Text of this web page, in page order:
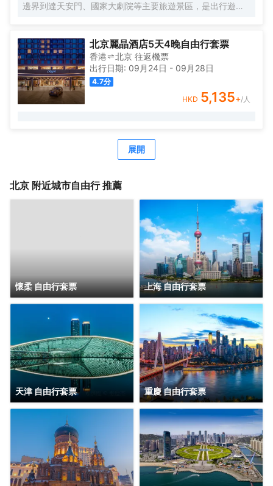
邊界到達天安門、國家大劇院等主要旅遊景區，是出行遊玩
酒店在中糧品牌家族的盛譽之下孕育而出，與西單大悅城同
屬一個城市綜合體，周邊生活配套齊全，吃喝玩購一站式解
決，出行快捷方便，酒店內免費高速網絡全覆蓋，入住大悅
酒店可盡情暢享歡樂時光！
Le Joy大悅酒店擁有三百餘間唯美客房，清新脫俗，簡單大
氣的裝修風格，讓客人在商旅之餘，享受溫馨舒適的居住環
酒店內配套設施完善，爲差旅精英客們提供舒適便利的辦公
環境，讓社交具有更多可能性；TONG POWER運動生活館
北京麗晶酒店5天4晚自由行套票
香港 北京 往返機票
出行日期: 09月24日 - 09月28日
4.7分
HKD 5,135+/人
展開
北京 附近城市自由行 推薦
懷柔 自由行套票 上海 自由行套票
天津 自由行套票 重慶 自由行套票